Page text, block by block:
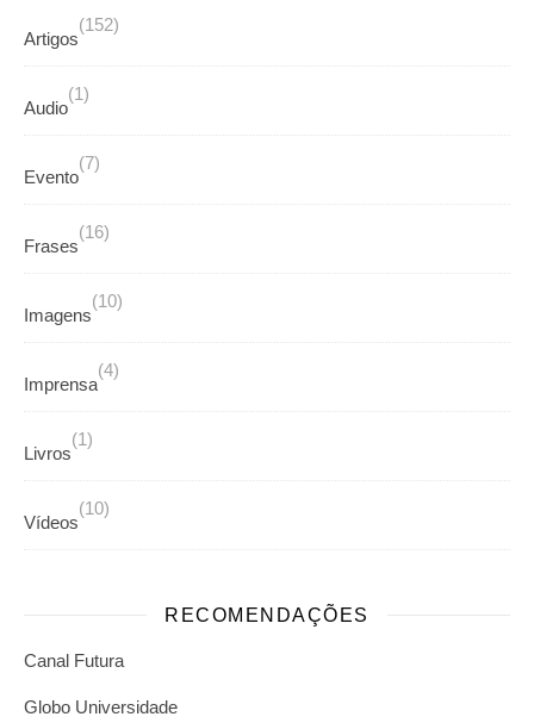
Artigos
(152)
Audio
(1)
Evento
(7)
Frases
(16)
Imagens
(10)
Imprensa
(4)
Livros
(1)
Vídeos
(10)
RECOMENDAÇÕES
Canal Futura
Globo Universidade